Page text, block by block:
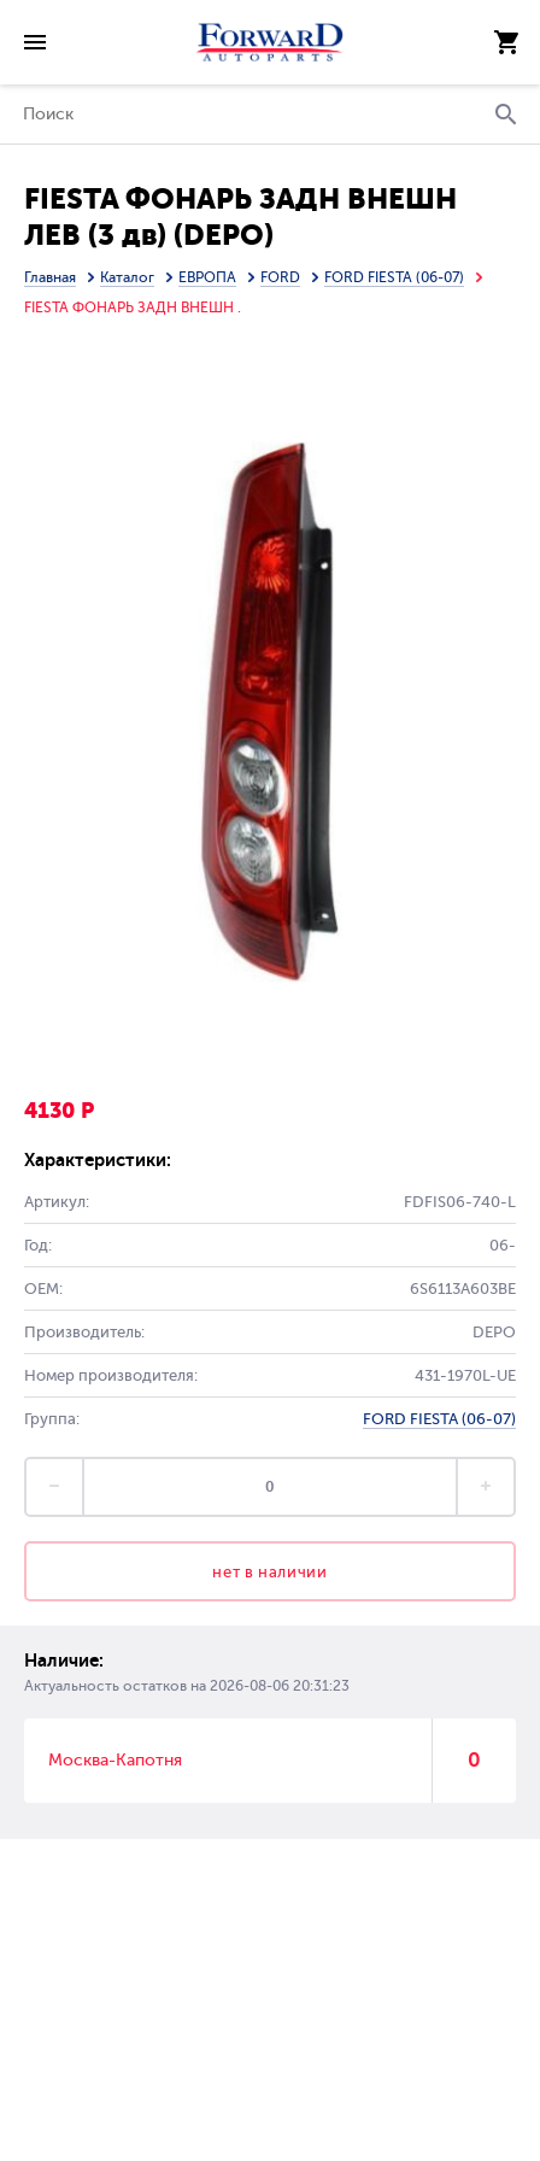
FIESTA ФОНАРЬ ЗАДН ВНЕШН
ЛЕВ (3 дв) (DEPO)
Главная Каталог ЕВРОПА FORD
FORD FIESTA (06-07)
FIESTA ФОНАРЬ ЗАДН ВНЕШН .
4130 Р
Характеристики:
Артикул: FDFIS06-740-L
Год: 06-
OEM: 6S6113A603BE
Производитель: DEPO
Номер производителя: 431-1970L-UE
Группа: FORD FIESTA (06-07)
нет в наличии
Наличие:
Актуальность остатков на 2026-08-06 20:31:23
Москва-Капотня 0